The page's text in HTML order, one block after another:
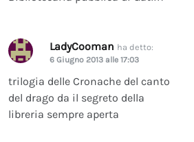
LadyCooman ha detto:
6 Giugno 2013 alle 17:03
trilogia delle Cronache del canto
del drago da il segreto della
libreria sempre aperta